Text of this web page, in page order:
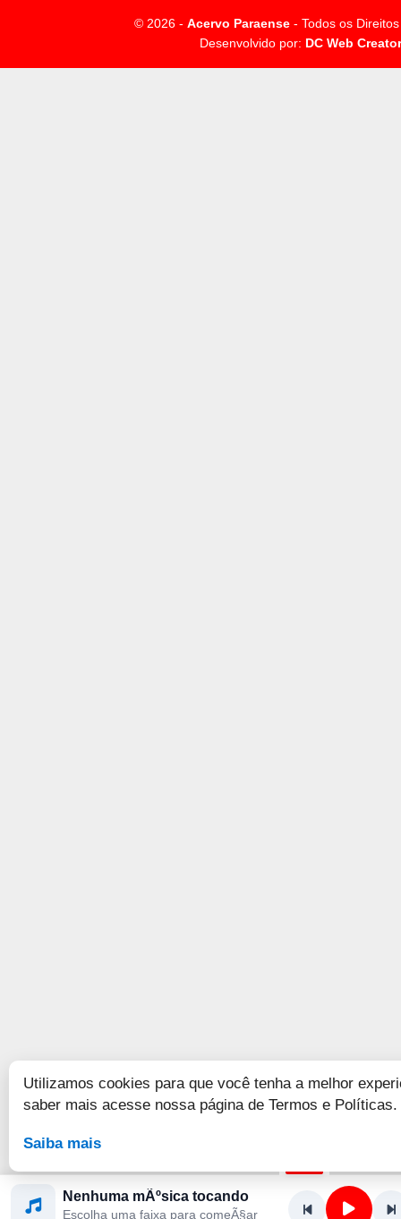
© 2026 - Acervo Paraense - Todos os
Desenvolvido por: DC Web
Nenhuma mÃºsica tocando
Escolha uma faixa para comeÃ§ar
Utilizamos cookies para que você tenha a melhor
saber mais acesse nossa página de Termos e Políticas.
Saiba mais